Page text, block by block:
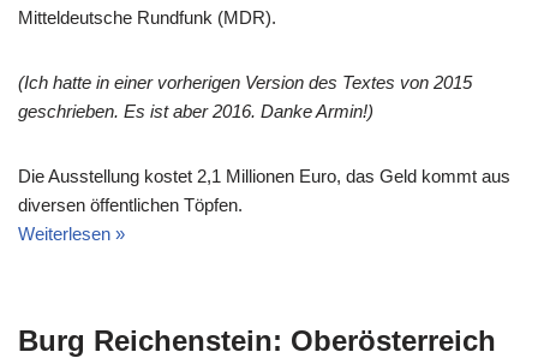
Mitteldeutsche Rundfunk (MDR).
(Ich hatte in einer vorherigen Version des Textes von 2015
geschrieben. Es ist aber 2016. Danke Armin!)
Die Ausstellung kostet 2,1 Millionen Euro, das Geld kommt aus
diversen öffentlichen Töpfen.
Weiterlesen »
Burg Reichenstein: Oberösterreich